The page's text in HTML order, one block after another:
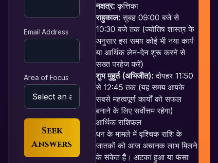
Email Address
Area of Focus
Seek
Answers
नक्षत्र: कृत्तिका
राहुकाल: सुबह 09:00 बजे से
10:30 बजे तक (ज्योतिष शास्त्र के
अनुसार इस समय कोई भी नया कार्य
या आर्थिक लेन-देन शुरू करने से
सख्त परहेज करें)
शुभ मुहूर्त (अभिजीत): दोपहर 11:50
से 12:45 तक (यह समय आपके
सबसे महत्वपूर्ण कार्यों को सफल
बनाने के लिए सर्वोत्तम रहेगा)
आर्थिक राशिफल
धन के मामले में वृश्चिक राशि के
जातकों को आज अचानक लाभ मिलने
के संकेत हैं। अटका हुआ या फंसा